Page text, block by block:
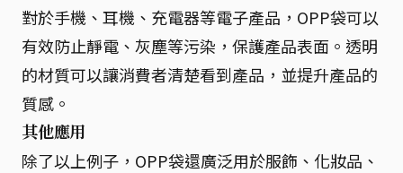
對於手機、耳機、充電器等電子產品，OPP袋可以
有效防止靜電、灰塵等污染，保護產品表面。透明
的材質可以讓消費者清楚看到產品，並提升產品的
質感。
其他應用
除了以上例子，OPP袋還廣泛用於服飾、化妝品、